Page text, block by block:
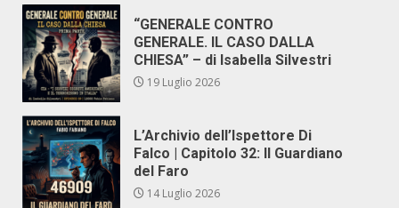
“GENERALE CONTRO
GENERALE. IL CASO DALLA
CHIESA” – di Isabella Silvestri
19 Luglio 2026
L’Archivio dell’Ispettore Di
Falco | Capitolo 32: Il Guardiano
del Faro
14 Luglio 2026